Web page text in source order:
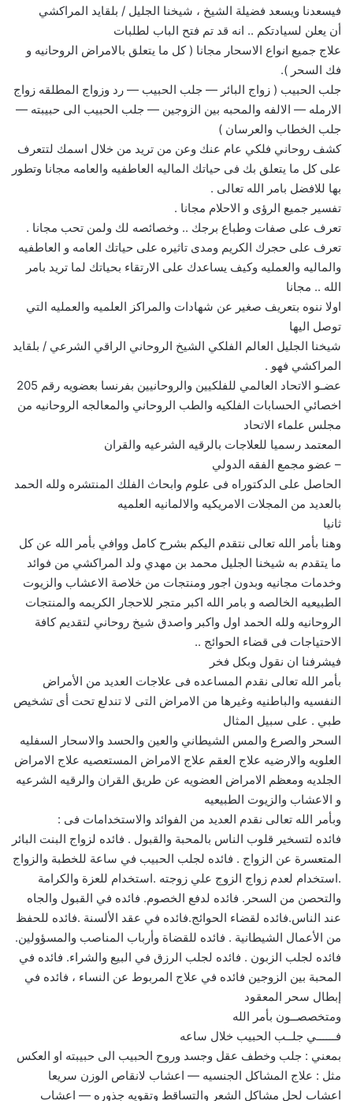
فيسعدنا ويسعد فضيلة الشيخ ، شيخنا الجليل / بلقايد المراكشي
أن يعلن لسيادتكم .. انه قد تم فتح الباب لطلبات
علاج جميع انواع الاسحار مجانا ( كل ما يتعلق بالامراض الروحانيه و
فك السحر ).
جلب الحبيب ( زواج البائر — جلب الحبيب — رد وزواج المطلقه زواج
الارمله — الالفه والمحبه بين الزوجين — جلب الحبيب الى حبيبته —
جلب الخطاب والعرسان )
كشف روحاني فلكي عام عنك وعن من تريد من خلال اسمك لتتعرف
على كل ما يتعلق بك فى حياتك الماليه العاطفيه والعامه مجانا وتطور
بها للافضل بامر الله تعالى .
تفسير جميع الرؤى و الاحلام مجانا .
تعرف على صفات وطباع برجك .. وخصائصه لك ولمن تحب مجانا .
تعرف على حجرك الكريم ومدى تاثيره على حياتك العامه و العاطفيه
والماليه والعمليه وكيف يساعدك على الارتقاء بحياتك لما تريد بامر
الله .. مجانا
اولا ننوه بتعريف صغير عن شهادات والمراكز العلميه والعمليه التي
توصل اليها
شيخنا الجليل العالم الفلكي الشيخ الروحاني الراقي الشرعي / بلقايد
المراكشي فهو .
عضـو الاتحاد العالمي للفلكيين والروحانيين بفرنسا بعضويه رقم 205
اخصائي الحسابات الفلكيه والطب الروحاني والمعالجه الروحانيه من
مجلس علماء الاتحاد
المعتمد رسميا للعلاجات بالرقيه الشرعيه والقران
– عضو مجمع الفقه الدولي
الحاصل على الدكتوراه فى علوم وابحاث الفلك المنتشره ولله الحمد
بالعديد من المجلات الامريكيه والالمانيه العلميه
ثانيا
وهنا بأمر الله تعالى نتقدم اليكم بشرح كامل ووافي بأمر الله عن كل
ما يتقدم به شيخنا الجليل محمد بن مهدي ولد المراكشي من فوائد
وخدمات مجانيه وبدون اجور ومنتجات من خلاصة الاعشاب والزيوت
الطبيعيه الخالصه و بامر الله اكبر متجر للاحجار الكريمه والمنتجات
الروحانيه ولله الحمد اول واكبر واصدق شيخ روحاني لتقديم كافة
الاحتياجات فى قضاء الحوائج ..
فيشرفنا ان نقول وبكل فخر
بأمر الله تعالى نقدم المساعده فى علاجات العديد من الأمراض
النفسيه والباطنيه وغيرها من الامراض التى لا تندلع تحت أى تشخيص
طبي . على سبيل المثال
السحر والصرع والمس الشيطاني والعين والحسد والاسحار السفليه
العلويه والارضيه علاج العقم علاج الامراض المستعصيه علاج الامراض
الجلديه ومعظم الامراض العضويه عن طريق القران والرقيه الشرعيه
و الاعشاب والزيوت الطبيعيه
وبأمر الله تعالى نقدم العديد من الفوائد والاستخدامات فى :
فائده لتسخير قلوب الناس بالمحبة والقبول . فائده لزواج البنت البائر
المتعسرة عن الزواج . فائده لجلب الحبيب في ساعة للخطبة والزواج
.استخدام لعدم زواج الزوج علي زوجته .استخدام للعزة والكرامة
والتحصن من السحر. فائده لدفع الخصوم. فائده في القبول والجاه
عند الناس.فائده لقضاء الحوائج.فائده في عقد الألسنة .فائده للحفظ
من الأعمال الشيطانية . فائده للقضاة وأرباب المناصب والمسؤولين.
فائده لجلب الزبون . فائده لجلب الرزق في البيع والشراء. فائده في
المحبة بين الزوجين فائده في علاج المربوط عن النساء ، فائده في
إبطال سحر المعقود
ومتخصصــون بأمر الله
فــــــي جلــب الحبيب خلال ساعه
بمعني : جلب وخطف عقل وجسد وروح الحبيب الى حبيبته او العكس
مثل : علاج المشاكل الجنسيه — اعشاب لانقاص الوزن سريعا
اعشاب لحل مشاكل الشعر والتساقط وتقويه جذوره — اعشاب